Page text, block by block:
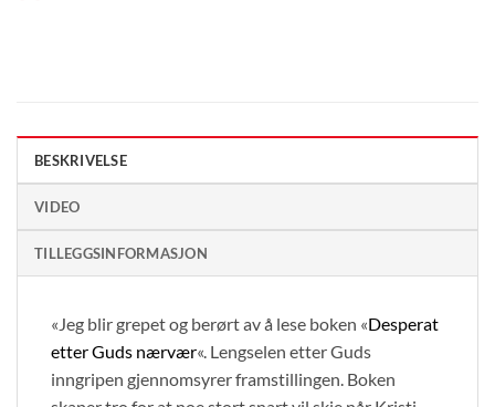
BESKRIVELSE
VIDEO
TILLEGGSINFORMASJON
«Jeg blir grepet og berørt av å lese boken «Desperat
etter Guds nærvær«. Lengselen etter Guds
inngripen gjennomsyrer framstillingen. Boken